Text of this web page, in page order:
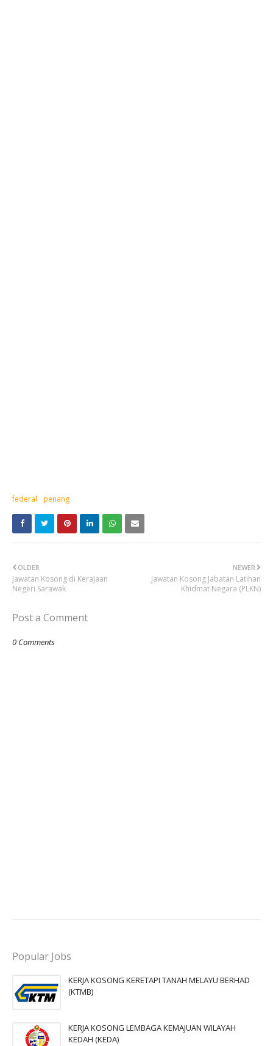
federal penang
NEWER
Jawatan Kosong Jabatan Latihan
Khidmat Negara (PLKN)
OLDER
Jawatan Kosong di Kerajaan
Negeri Sarawak
Post a Comment
0 Comments
Popular Jobs
KERJA KOSONG KERETAPI TANAH MELAYU BERHAD
(KTMB)
KERJA KOSONG LEMBAGA KEMAJUAN WILAYAH
KEDAH (KEDA)